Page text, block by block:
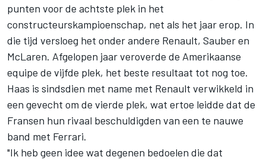
punten voor de achtste plek in het
constructeurskampioenschap, net als het jaar erop. In
die tijd versloeg het onder andere Renault, Sauber en
McLaren. Afgelopen jaar veroverde de Amerikaanse
equipe de vijfde plek, het beste resultaat tot nog toe.
Haas is sindsdien met name met Renault verwikkeld in
een gevecht om de vierde plek, wat ertoe leidde dat de
Fransen hun rivaal beschuldigden van een te nauwe
band met Ferrari.
"Ik heb geen idee wat degenen bedoelen die dat